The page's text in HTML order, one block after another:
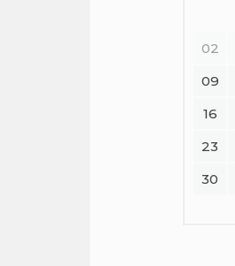
02
09
16
23
30